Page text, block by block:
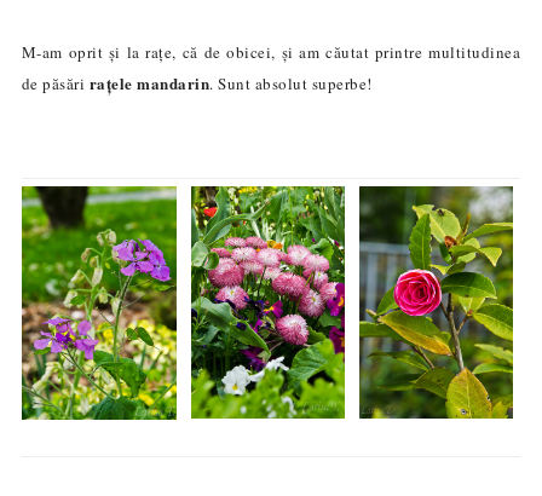
M-am oprit și la rațe, că de obicei, și am căutat printre multitudinea
de păsări rațele mandarin. Sunt absolut superbe!